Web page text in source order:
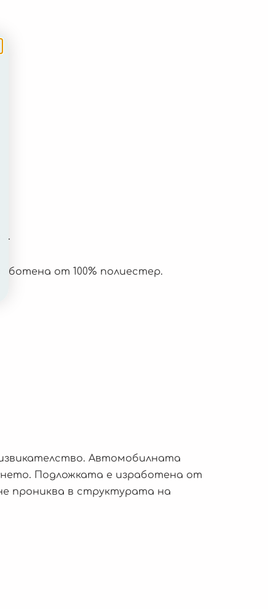
от 100% полиестер.
Автомобилната
Подложката е изработена от
прониква в структурата на